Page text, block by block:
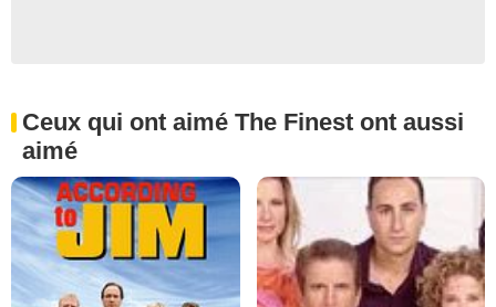
Ceux qui ont aimé The Finest ont aussi
aimé